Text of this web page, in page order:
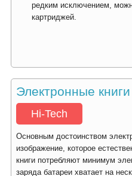
редким исключением,
картриджей.
Электронные
Hi-Tech
Основным достоинством
изображение, которое
книги потребляют минимум
заряда батареи хватает на